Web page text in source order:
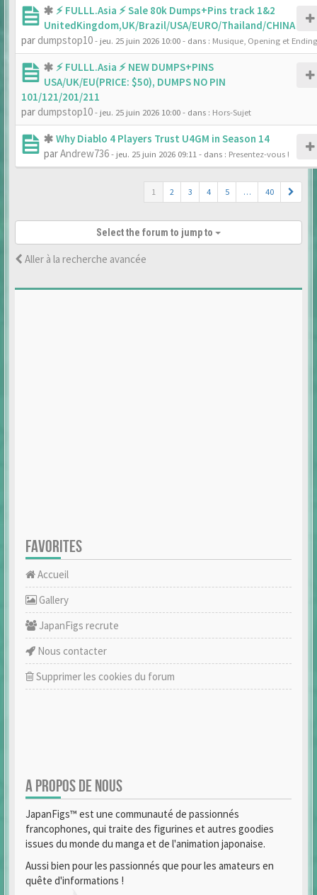
⚡ FULLL.Asia ⚡ Sale 80k Dumps+Pins track 1&2
UnitedKingdom,UK/Brazil/USA/EURO/Thailand/CHINA
par dumpstop10- jeu. 25 juin 2026 10:00- dans : Musique, Opening et Ending
⚡ FULLL.Asia ⚡ NEW DUMPS+PINS
USA/UK/EU(PRICE: $50), DUMPS NO PIN
101/121/201/211
par dumpstop10- jeu. 25 juin 2026 10:00- dans : Hors-Sujet
Why Diablo 4 Players Trust U4GM in Season 14
parAndrew736- jeu. 25 juin 2026 09:11 - dans : Presentez-vous !
1 2 3 4 5 … 40
Select the forum to jump to
Aller à la recherche avancée
FAVORITES
Accueil
Gallery
JapanFigs recrute
Nous contacter
Supprimer les cookies du forum
A PROPOS DE NOUS
JapanFigs™ est une communauté de passionnés
francophones, qui traite des figurines et autres goodies
issues du monde du manga et de l'animation japonaise.
Aussi bien pour les passionnés que pour les amateurs en
quête d'informations !